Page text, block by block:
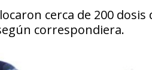
cerca de 200
correspondiera.